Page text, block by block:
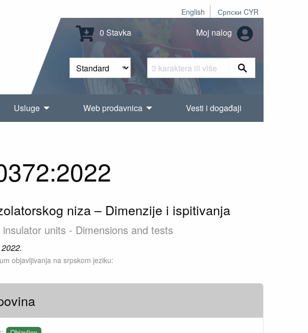
English Српски CYR
0 Stavka Moj nalog
Usluge Web prodavnica Vesti i događaji
niza – Dimenzije i ispitivanja
units - Dimensions and tests
objavljivanja na srpskom jeziku: